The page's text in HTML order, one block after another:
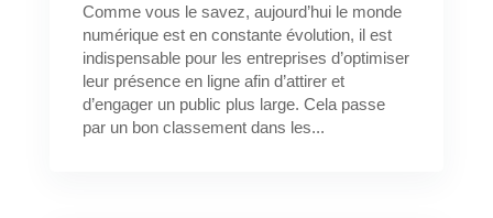
Comme vous le savez, aujourd’hui le monde
numérique est en constante évolution, il est
indispensable pour les entreprises d’optimiser
leur présence en ligne afin d’attirer et
d’engager un public plus large. Cela passe
par un bon classement dans les...